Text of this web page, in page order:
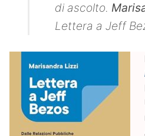
di ascolto.
Lettera a Jeff